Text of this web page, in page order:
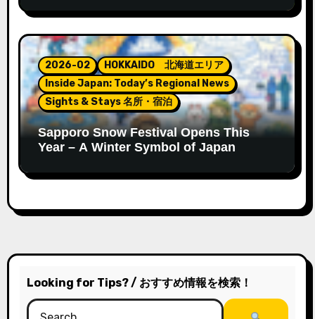
2026-02
HOKKAIDO 北海道エリア
Inside Japan: Today’s Regional News
Sights & Stays 名所・宿泊
Sapporo Snow Festival Opens This
Year – A Winter Symbol of Japan
Looking for Tips? / おすすめ情報を検索！